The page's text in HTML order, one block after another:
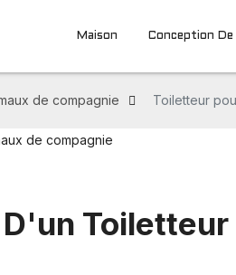
Maison Conception
de compagnie Toiletteur